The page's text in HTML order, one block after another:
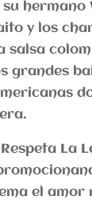
hermano
y los
salsa
grandes
La
el amor